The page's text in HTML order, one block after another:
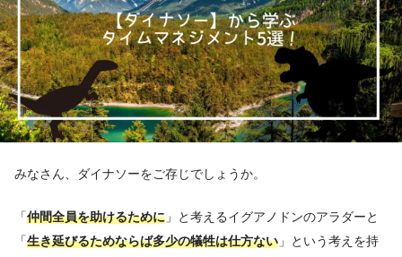
みなさん、ダイナソーをご存じでしょうか。
「仲間全員を助けるために 」と考えるイグアノドンのアラダーと
「生き延びるためならば多少の犠牲は仕方ない 」という考えを持